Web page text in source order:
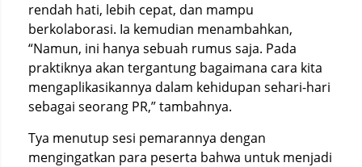
rendah hati, lebih cepat, dan mampu
berkolaborasi. Ia kemudian menambahkan,
“Namun, ini hanya sebuah rumus saja. Pada
praktiknya akan tergantung bagaimana cara kita
mengaplikasikannya dalam kehidupan sehari-hari
sebagai seorang PR,” tambahnya.
Tya menutup sesi pemarannya dengan
mengingatkan para peserta bahwa untuk menjadi